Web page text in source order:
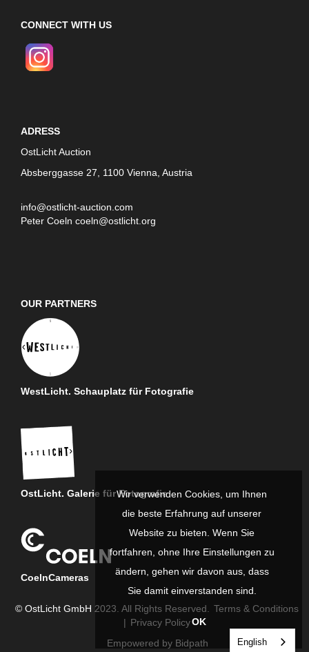
CONNECT WITH US
ADRESS
OstLicht Auction
Absberggasse 27, 1100 Vienna, Austria
info@ostlicht-auction.com
Peter Coeln coeln@ostlicht.org
OUR PARTNERS
WestLicht. Schauplatz für Fotografie
OstLicht. Galerie für Fotografie
CoelnCameras
© OstLicht GmbH 2023. All Rights Reserved. Terms & Conditions
| Privacy Policy
Empowered by Bidpath
English
Wir verwenden Cookies, um Ihnen
die beste Erfahrung auf unserer
Website zu bieten. Wenn Sie
fortfahren, ohne Ihre Einstellungen zu
ändern, gehen wir davon aus, dass
Sie damit einverstanden sind.
OK